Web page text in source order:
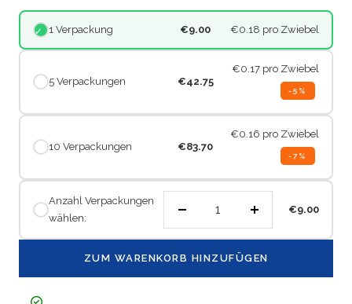
1 Verpackung €9.00 €0.18 pro Zwiebel
5 Verpackungen €42.75
€0.17 pro Zwiebel
-5%
10 Verpackungen €83.70
€0.16 pro Zwiebel
-7%
Anzahl Verpackungen
wählen:
verringern
Menge
€9.00
ZUM WARENKORB HINZUFÜGEN